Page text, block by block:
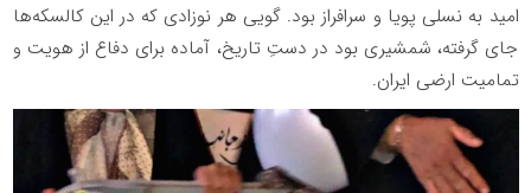
امید به نسلی پویا و سرافراز بود. گویی هر نوزادی که در این کالسکه‌ها
جای گرفته، شمشیری بود در دستِ تاریخ، آماده برای دفاع از هویت و
تمامیت ارضی ایران.